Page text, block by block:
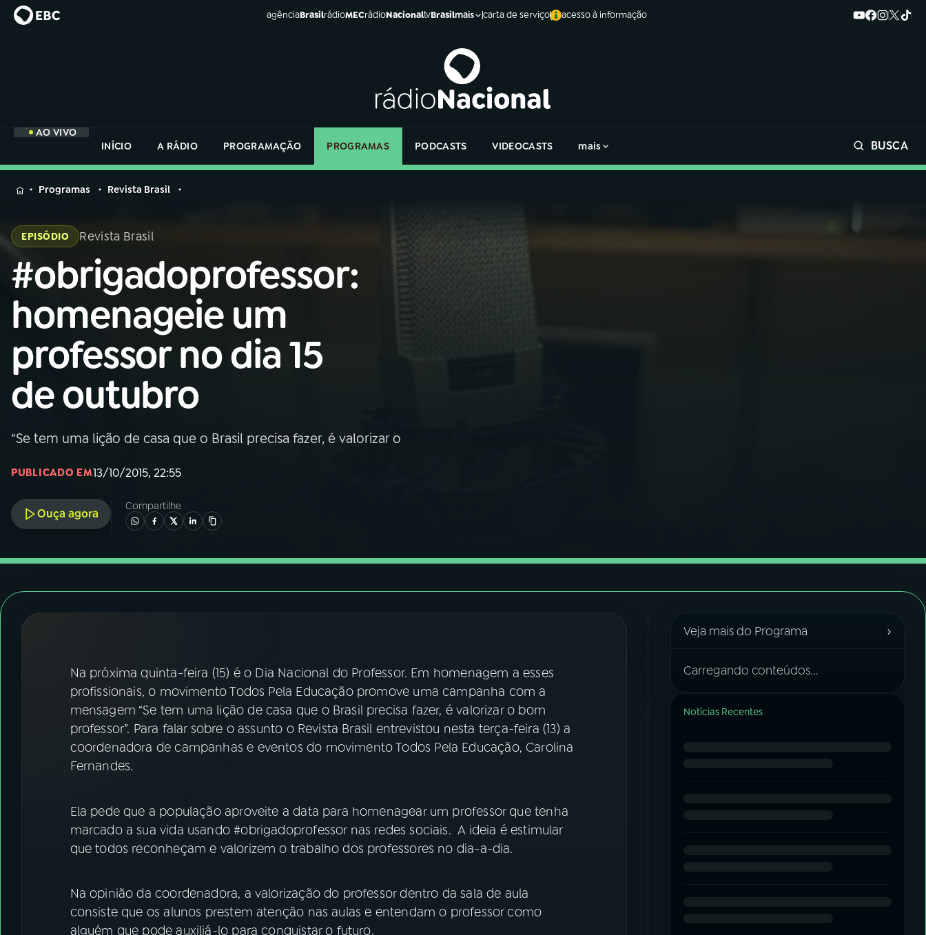
agênciaBrasilrádioMECrádioNacionaltvBrasilmais carta de serviço acesso à informação
AO VIVO
INÍCIO
A RÁDIO PROGRAMAÇÃO PROGRAMAS PODCASTS VIDEOCASTS mais BUSCA
MENU
Buscar
na
Rádio
Nacional
01INÍCIO
02A RÁDIO
03PROGRAMAÇÃO
05PODCASTS
FESTIVAL DE MÚSICA
ACOMPANHE A RÁDIO NACIONAL
Instagram
na
Rádio
Programas Revista Brasil
EPISÓDIO Revista Brasil
#obrigadoprofessor:
homenageie um
professor no dia 15
de outubro
“Se tem uma lição de casa que o Brasil precisa fazer, é valorizar o
PUBLICADO EM13/10/2015, 22:55
Ouça agora
Compartilhe
Na próxima quinta-feira (15) é o Dia Nacional do Professor. Em homenagem a esses
profissionais, o movimento Todos Pela Educação promove uma campanha com a
mensagem “Se tem uma lição de casa que o Brasil precisa fazer, é valorizar o bom
professor”. Para falar sobre o assunto o Revista Brasil entrevistou nesta terça-feira (13) a
coordenadora de campanhas e eventos do movimento Todos Pela Educação, Carolina
Fernandes.
Ela pede que a população aproveite a data para homenagear um professor que tenha
marcado a sua vida usando #obrigadoprofessor nas redes sociais. A ideia é estimular
que todos reconheçam e valorizem o trabalho dos professores no dia-a-dia.
Na opinião da coordenadora, a valorização do professor dentro da sala de aula
consiste que os alunos prestem atenção nas aulas e entendam o professor como
alguém que pode auxiliá-lo para conquistar o futuro.
Veja mais do Programa ›
Carregando conteúdos...
Notícias Recentes